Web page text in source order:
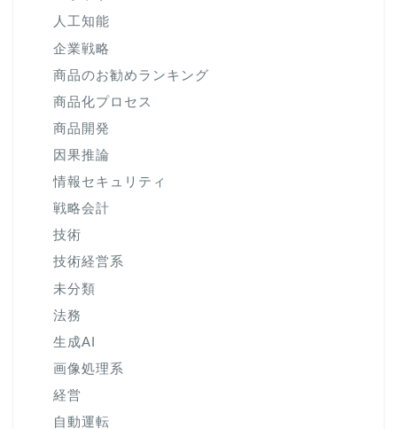
人工知能
企業戦略
商品のお勧めランキング
商品化プロセス
商品開発
因果推論
情報セキュリティ
戦略会計
技術
技術経営系
未分類
法務
生成AI
画像処理系
経営
自動運転